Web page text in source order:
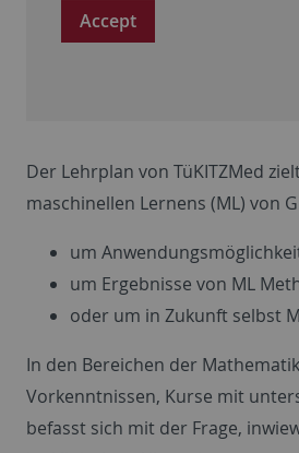
Accept
Der Lehrplan von TüKITZMed
maschinellen Lernens (ML) von
um
um Ergebnisse von ML
oder um in Zukunft selbst
In den Bereichen der
Vorkenntnissen, Kurse mit
befasst sich mit der Frage,